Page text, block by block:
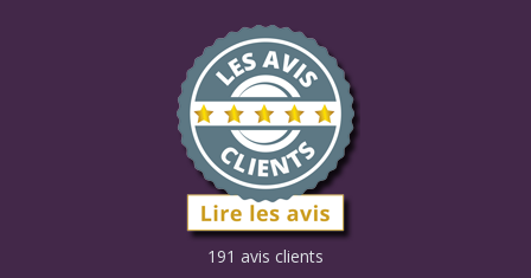
191 avis clients